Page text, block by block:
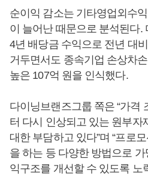
순이익 감소는 기타영업외수
이 늘어난 때문으로 분석된다.
4년 배당금 수익으로 전년 대
거두면서도 종속기업 손상차
높은 107억 원을 인식했다.
다이닝브랜즈그룹 쪽은 “가격
터 다시 인상되고 있는 원부자
대한 부담하고 있다”며 “프로
을 하는 등 다양한 방법으로
익구조를 개선할 수 있도록 노